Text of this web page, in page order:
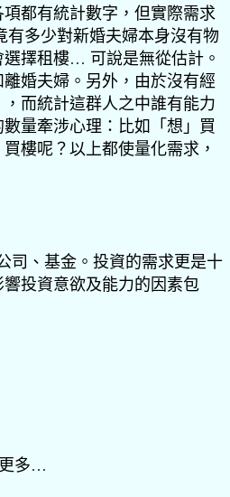
都有統計數字，但實際需求
多少對新婚夫婦本身沒有物
擇租樓… 可說是無從估計。
婚夫婦。另外，由於沒有經
而統計這群人之中誰有能力
量牽涉心理：比如「想」買
樓呢？以上都使量化需求，
司、基金。投資的需求更是十
投資意欲及能力的因素包
多…